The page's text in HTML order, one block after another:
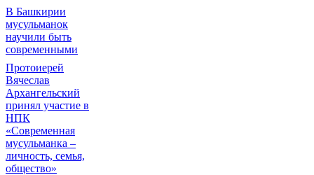
В Башкирии
мусульманок
научили быть
современными
Протоиерей
Вячеслав
Архангельский
принял участие в
НПК
«Современная
мусульманка –
личность, семья,
общество»